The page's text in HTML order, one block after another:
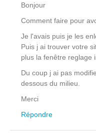
Bonjour
Comment faire pour
Je l'avais puis je les
Puis j ai trouver votre
plus la fenêtre reglage
Du coup j ai pas
dessous du milieu.
Merci
Répondre